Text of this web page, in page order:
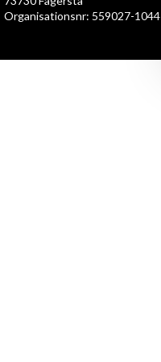
Organisationsnr: 559027-1044